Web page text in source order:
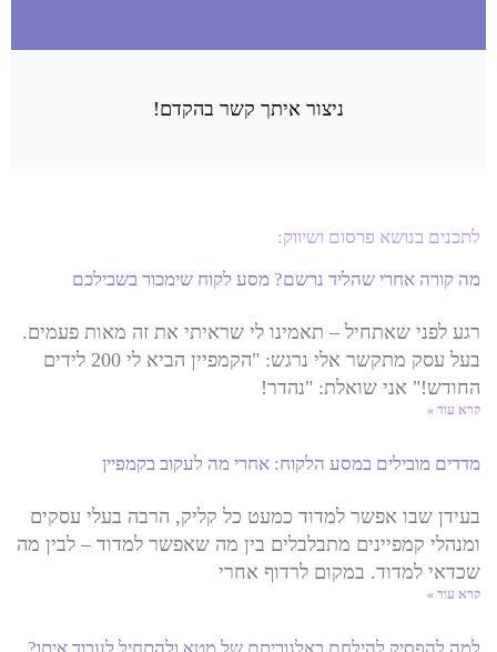
ניצור איתך קשר בהקדם!
לתכנים בנושא פרסום ושיווק:
מה קורה אחרי שהליד נרשם? מסע לקוח שימכור בשבילכם
רגע לפני שאתחיל – תאמינו לי שראיתי את זה מאות פעמים.
בעל עסק מתקשר אלי נרגש: "הקמפיין הביא לי 200 לידים
החודש!" אני שואלת: "נהדר!
קרא עוד »
מדדים מובילים במסע הלקוח: אחרי מה לעקוב בקמפיין
בעידן שבו אפשר למדוד כמעט כל קליק, הרבה בעלי עסקים
ומנהלי קמפיינים מתבלבלים בין מה שאפשר למדוד – לבין מה
שכדאי למדוד. במקום לרדוף אחרי
קרא עוד »